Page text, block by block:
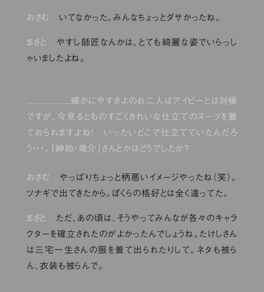
おさむ いてなかった。みんなちょっとダサかったね。
まさと
やすし師匠なんかは、とても綺麗な姿でいらっし
ゃいましたよね。
確かにやすきよのお二人はアイビーとは対極
ですが、今見るとものすごくきれいな仕立てのスーツを着
ておられますよね！ いったいどこで仕立てていたんだろ
う・・・。「紳助・竜介」さんとかはどうでしたか？
おさむ やっぱりちょっと柄悪いイメージやったね（笑）。
ツナギで出てきたから。ぼくらの格好とは全く違ってた。
まさと
ただ、あの頃は、そうやってみんなが各々のキャラ
クターを確立されたのがよかったんでしょうね。たけしさん
は三宅一生さんの服を着て出られたりして。ネタも被ら
ん、衣装も被らんで。